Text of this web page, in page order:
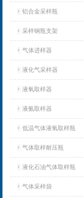
铝合金采样瓶
采样钢瓶支架
气体进样器
液化气采样器
液氧取样器
液氨取样器
低温气体液氧取样瓶
气体取样耐压瓶
液化石油气体取样瓶
气体采样袋